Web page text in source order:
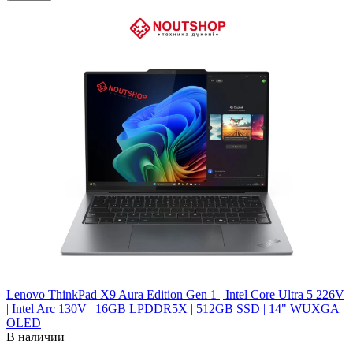
Lenovo ThinkPad X9 Aura Edition Gen 1 | Intel Core Ultra 5 226V
| Intel Arc 130V | 16GB LPDDR5X | 512GB SSD | 14" WUXGA
OLED
В наличии